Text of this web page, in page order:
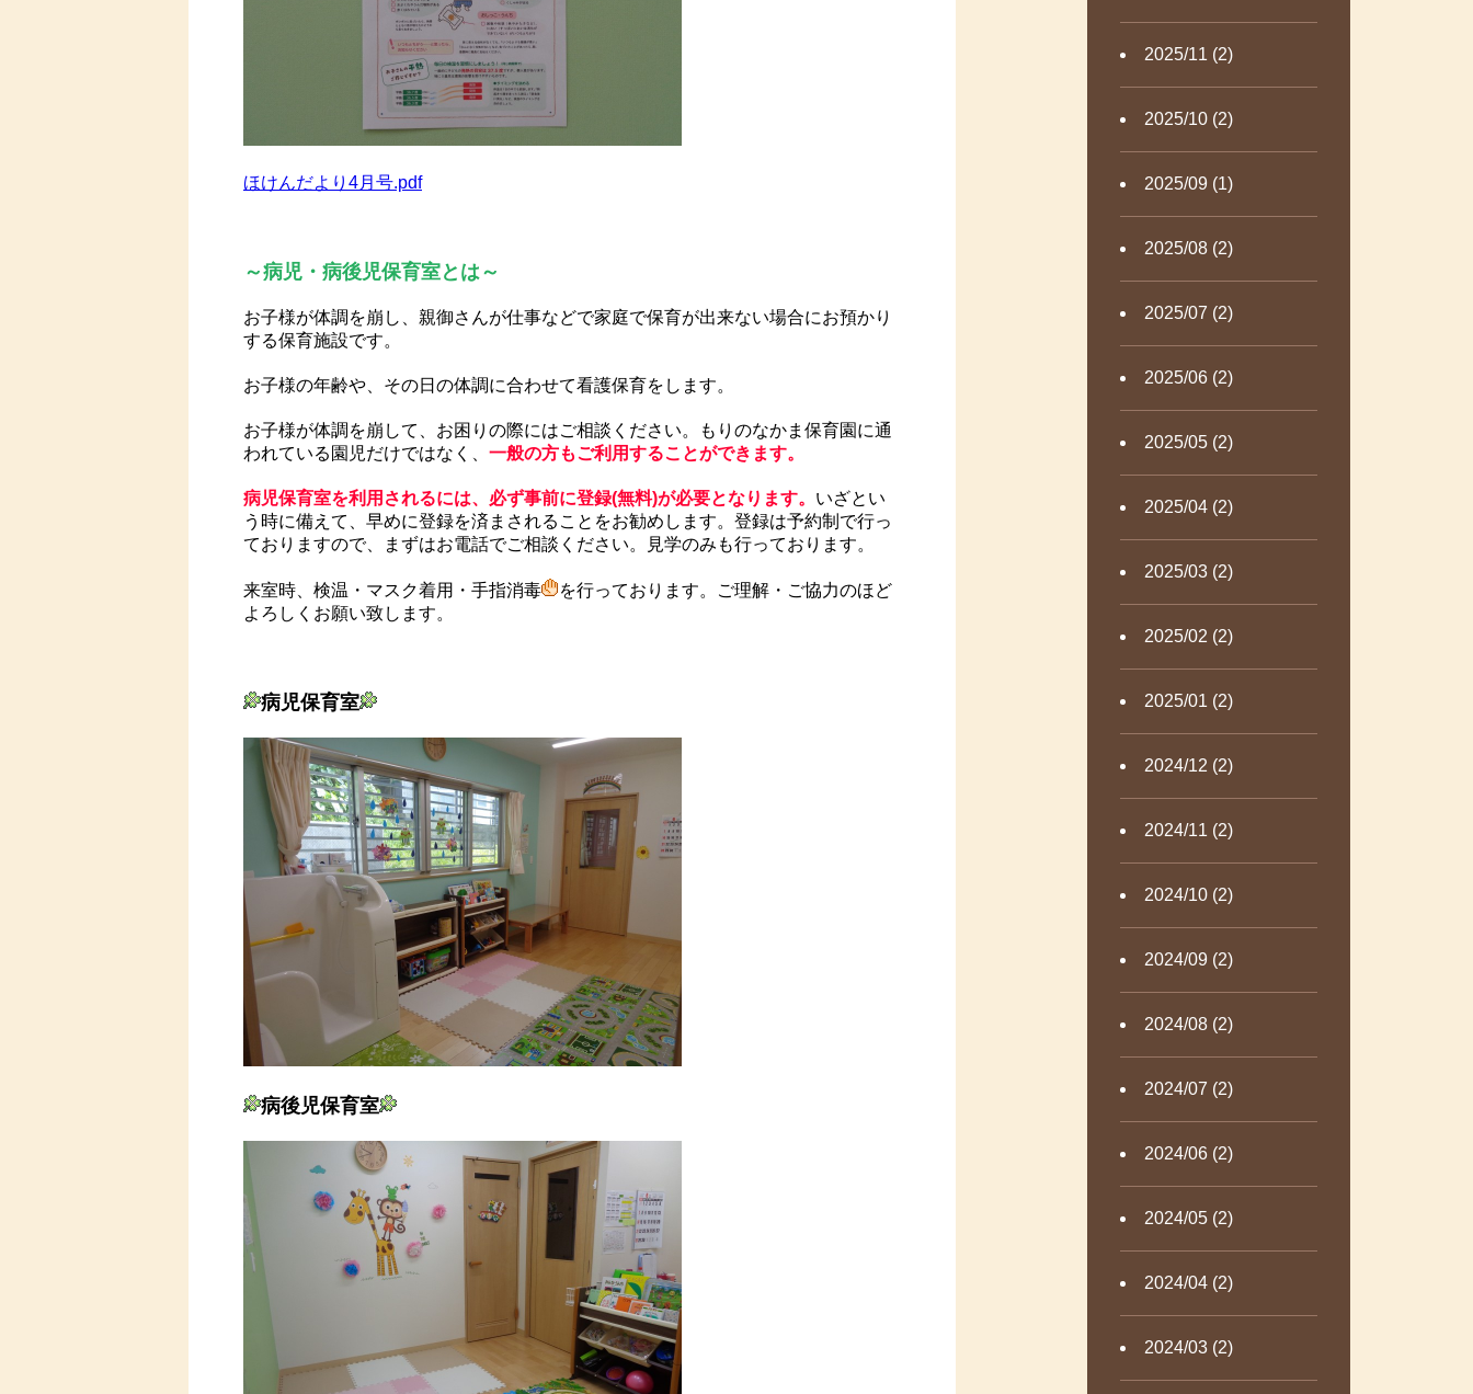
2025/11 (2)
2025/10 (2)
2025/09 (1)
2025/08 (2)
2025/07 (2)
2025/06 (2)
2025/05 (2)
2025/04 (2)
2025/03 (2)
2025/02 (2)
2025/01 (2)
2024/12 (2)
2024/11 (2)
2024/10 (2)
2024/09 (2)
2024/08 (2)
2024/07 (2)
2024/06 (2)
2024/05 (2)
2024/04 (2)
2024/03 (2)
ほけんだより4月号.pdf
～病児・病後児保育室とは～
お子様が体調を崩し、親御さんが仕事などで家庭で保育が出来ない場合にお預かり
する保育施設です。
お子様の年齢や、その日の体調に合わせて看護保育をします。
お子様が体調を崩して、お困りの際にはご相談ください。もりのなかま保育園に通
われている園児だけではなく、 一般の方もご利用することができます。
病児保育室を利用されるには、必ず事前に登録(無料)が必要となります。 いざとい
う時に備えて、早めに登録を済まされることをお勧めします。登録は予約制で行っ
ておりますので、まずはお電話でご相談ください。見学のみも行っております。
来室時、検温・マスク着用・手指消毒
を行っております。ご理解・ご協力のほど
よろしくお願い致します。
病児保育室
病後児保育室